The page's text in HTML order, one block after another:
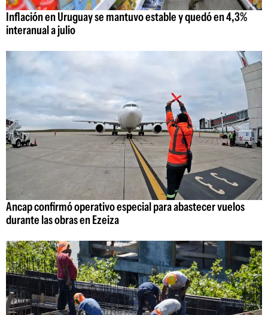
Inflación en Uruguay se mantuvo estable y quedó en 4,3%
interanual a julio
Ancap confirmó operativo especial para abastecer vuelos
durante las obras en Ezeiza